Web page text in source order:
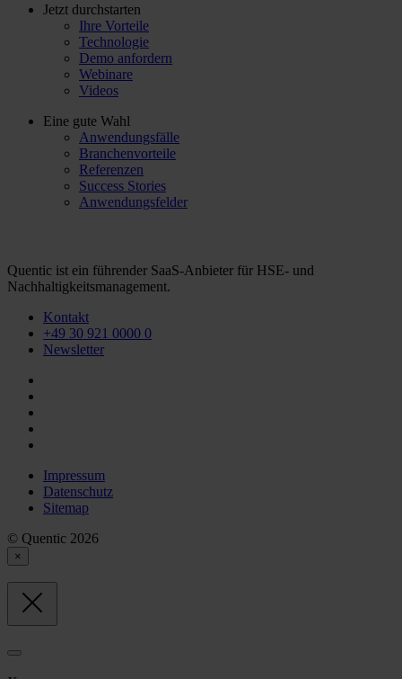
Jetzt durchstarten
Ihre Vorteile
Technologie
Demo anfordern
Webinare
Videos
Eine gute Wahl
Anwendungsfälle
Branchenvorteile
Referenzen
Success Stories
Anwendungsfelder
Quentic ist ein führender SaaS-Anbieter für HSE- und
Nachhaltigkeitsmanagement.
Kontakt
+49 30 921 0000 0
Newsletter
Impressum
Datenschutz
Sitemap
© Quentic 2026
×